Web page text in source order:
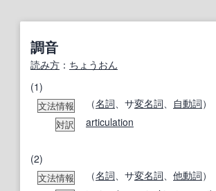
調音
読み方 ： ちょうおん
(1)
文法情報 （名詞 、サ変名詞 自動詞）
対訳 articulation
(2)
文法情報 （名詞 、サ変名詞 他動詞）